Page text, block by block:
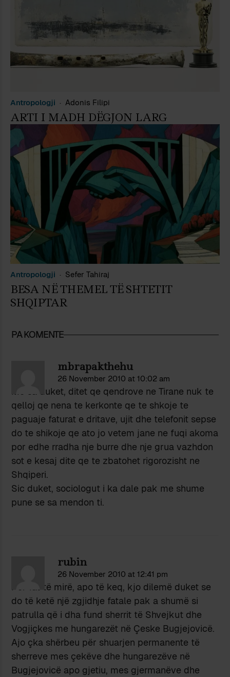
Antropologji Adonis Filipi
ARTI I MADH DËGJON LARG
Antropologji Sefer Tahiraj
BESA NË THEMEL TË SHTETIT
SHQIPTAR
PA KOMENTE
mbrapakthehu
26 November 2010 at 10:02 am
Me sa duket, ditet qe qendrove ne Tirane nuk te
qelloj qe nena te kerkonte qe te shkoje te
paguaje faturat e dritave, ujit dhe telefonit sepse
do te shikoje qe ato jo vetem jane ne fuqi akoma
por edhe rradha nje burre dhe nje grua vazhdon
sot e kesaj dite qe te zbatohet rigorozisht ne
Shqiperi.
Sic duket, sociologut i ka dale pak me shume
pune se sa mendon ti.
rubin
26 November 2010 at 12:41 pm
Për fat të mirë, apo të keq, kjo dilemë duket se
do të ketë një zgjidhje fatale pak a shumë si
patrulla që i dha fund sherrit të Shvejkut dhe
Vogjiçkes me hungarezët në Çeske Bugjejovicë.
Ajo çka shërbeu për shuarjen permanente të
sherreve mes çekëve dhe hungarezëve në
Bugjejovicë apo gjetiu, mes gjermanëve dhe